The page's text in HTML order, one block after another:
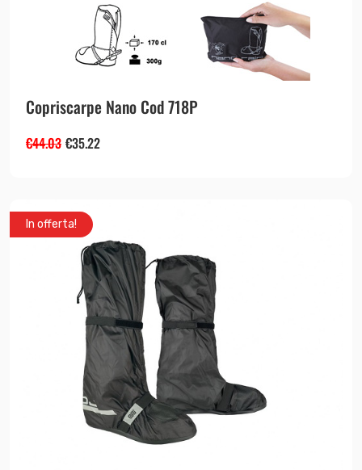
Copriscarpe Nano Cod 718P
€44.03 €35.22
In offerta!